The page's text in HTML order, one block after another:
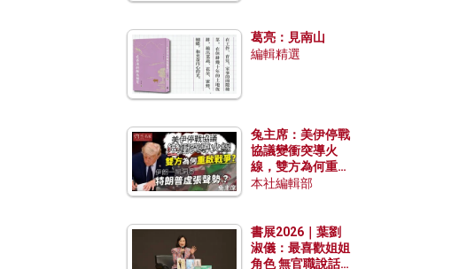
葛亮：見南山
編輯精選
兔主席：美伊停戰
協議變衝突導火
線，雙方為何重啟
戰爭？伊朗一早洞
本社編輯部
書展2026｜葉劉
淑儀：最喜歡姐姐
角色 無官職說話